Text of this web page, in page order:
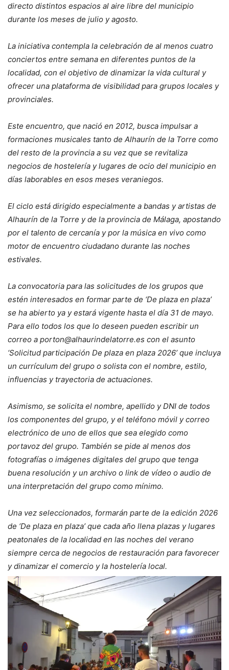
directo distintos espacios al aire libre del municipio
durante los meses de julio y agosto.
La iniciativa contempla la celebración de al menos cuatro
conciertos entre semana en diferentes puntos de la
localidad, con el objetivo de dinamizar la vida cultural y
ofrecer una plataforma de visibilidad para grupos locales y
provinciales.
Este encuentro, que nació en 2012, busca impulsar a
formaciones musicales tanto de Alhaurín de la Torre como
del resto de la provincia a su vez que se revitaliza
negocios de hostelería y lugares de ocio del municipio en
días laborables en esos meses veraniegos.
El ciclo está dirigido especialmente a bandas y artistas de
Alhaurín de la Torre y de la provincia de Málaga, apostando
por el talento de cercanía y por la música en vivo como
motor de encuentro ciudadano durante las noches
estivales.
La convocatoria para las solicitudes de los grupos que
estén interesados en formar parte de ‘De plaza en plaza’
se ha abierto ya y estará vigente hasta el día 31 de mayo.
Para ello todos los que lo deseen pueden escribir un
correo a porton@alhaurindelatorre.es con el asunto
‘Solicitud participación De plaza en plaza 2026’ que incluya
un currículum del grupo o solista con el nombre, estilo,
influencias y trayectoria de actuaciones.
Asimismo, se solicita el nombre, apellido y DNI de todos
los componentes del grupo, y el teléfono móvil y correo
electrónico de uno de ellos que sea elegido como
portavoz del grupo. También se pide al menos dos
fotografías o imágenes digitales del grupo que tenga
buena resolución y un archivo o link de vídeo o audio de
una interpretación del grupo como mínimo.
Una vez seleccionados, formarán parte de la edición 2026
de ‘De plaza en plaza’ que cada año llena plazas y lugares
peatonales de la localidad en las noches del verano
siempre cerca de negocios de restauración para favorecer
y dinamizar el comercio y la hostelería local.